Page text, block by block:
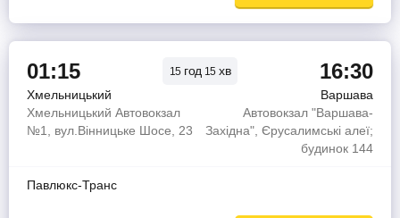
01:15 15 год 15 хв 16:30
Хмельницький
Варшава
Хмельницький Автовокзал
№1, вул.Вінницьке Шосе, 23
Автовокзал "Варшава-
Західна", Єрусалимські алеї;
будинок 144
Павлюкс-Транс